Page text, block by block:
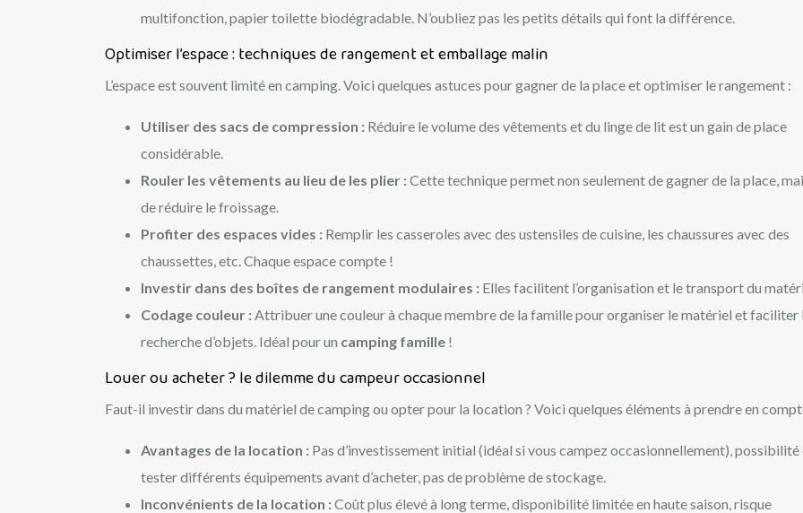
multifonction, papier toilette biodégradable. N’oubliez pas les petits détails qui font la différence.
Optimiser l’espace : techniques de rangement et emballage malin
L’espace est souvent limité en camping. Voici quelques astuces pour gagner de la place et optimiser le rangement :
Utiliser des sacs de compression : Réduire le volume des vêtements et du linge de lit est un gain de place
considérable.
Rouler les vêtements au lieu de les plier :Cette technique permet non seulement de gagner de la place,
de réduire le froissage.
Profiter des espaces vides : Remplir les casseroles avec des ustensiles de cuisine, les chaussures avec des
chaussettes, etc. Chaque espace compte !
Investir dans des boîtes de rangement modulaires : Elles facilitent l’organisation et le transport du
Codage couleur :Attribuer une couleur à chaque membre de la famille pour organiser le matériel et faciliter
recherche d’objets. Idéal pour un camping famille !
Louer ou acheter ? le dilemme du campeur occasionnel
Faut-il investir dans du matériel de camping ou opter pour la location ? Voici quelques éléments à prendre en
Avantages de la location : Pas d’investissement initial (idéal si vous campez occasionnellement), possibilité
tester différents équipements avant d’acheter, pas de problème de stockage.
Inconvénients de la location :Coût plus élevé à long terme, disponibilité limitée en haute saison, risque